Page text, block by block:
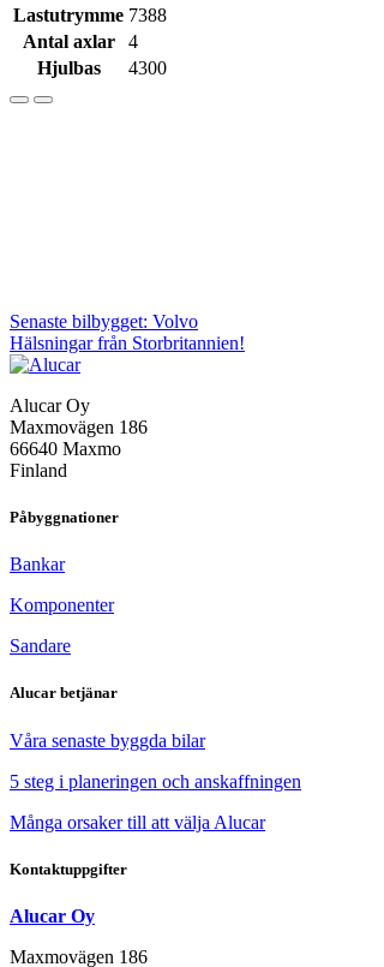
Lastutrymme 7388
Antal axlar
4
Hjulbas
4300
Inläggsnavigering
Senaste bilbygget: Volvo
Hälsningar från Storbritannien!
Alucar Oy
Maxmovägen 186
66640 Maxmo
Finland
Påbyggnationer
Bankar
Komponenter
Sandare
Alucar betjänar
Våra senaste byggda bilar
5 steg i planeringen och anskaffningen
Många orsaker till att välja Alucar
Kontaktuppgifter
Alucar Oy
Maxmovägen 186